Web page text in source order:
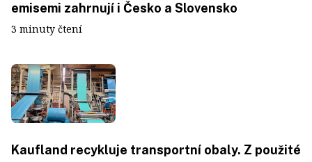
emisemi zahrnují i Česko a Slovensko
3 minuty čtení
Kaufland recykluje transportní obaly. Z použité